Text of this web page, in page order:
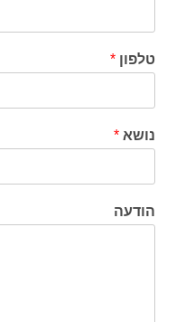
טלפון*
נושא*
הודעה